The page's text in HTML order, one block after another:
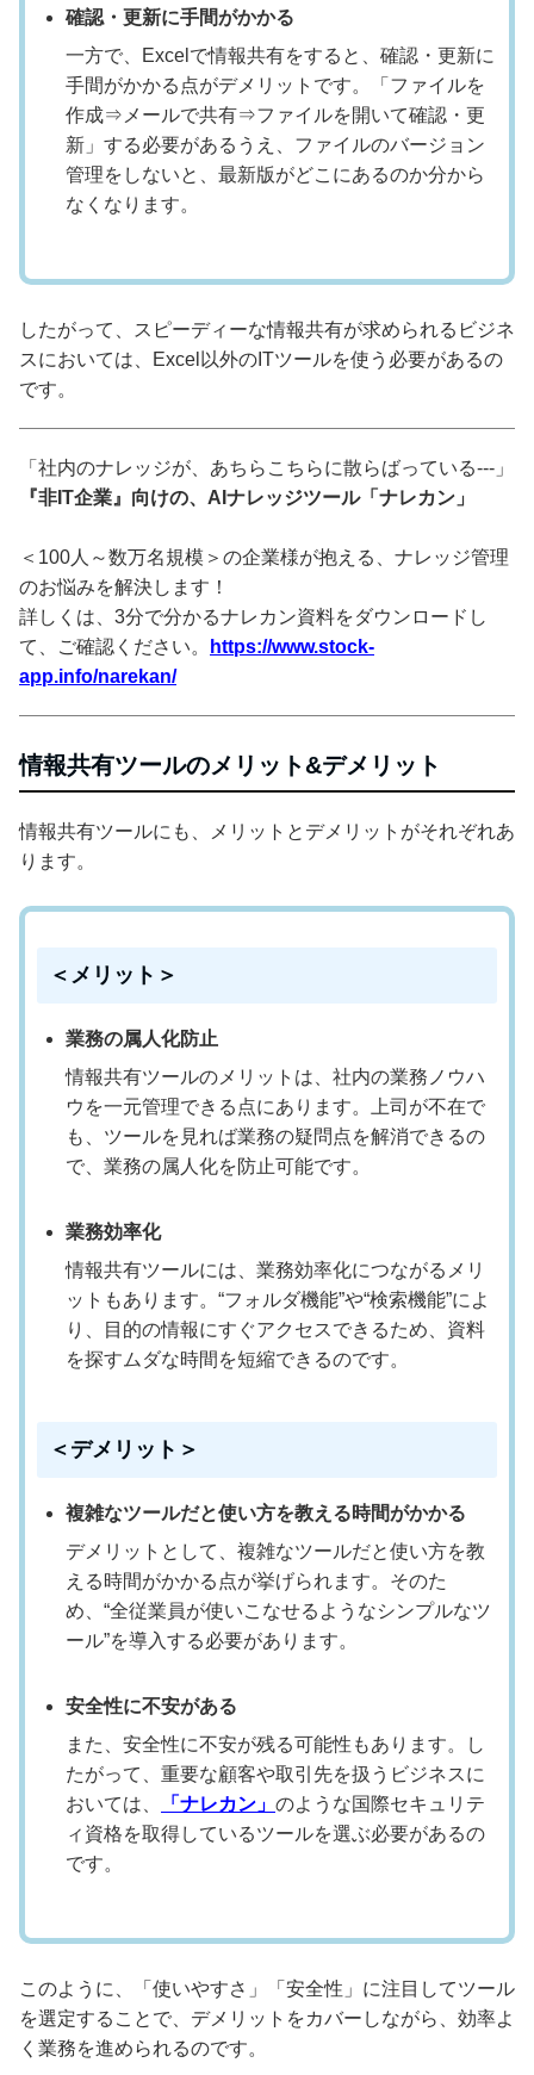
確認・更新に手間がかかる
一方で、Excelで情報共有をすると、確認・更新に
手間がかかる点がデメリットです。「ファイルを
作成⇒メールで共有⇒ファイルを開いて確認・更
新」する必要があるうえ、ファイルのバージョン
管理をしないと、最新版がどこにあるのか分から
なくなります。
したがって、スピーディーな情報共有が求められるビジネ
スにおいては、Excel以外のITツールを使う必要があるの
です。
「社内のナレッジが、あちらこちらに散らばっている---」
『非IT企業』向けの、AIナレッジツール「ナレカン」
＜100人～数万名規模＞の企業様が抱える、ナレッジ管理
のお悩みを解決します！
詳しくは、3分で分かるナレカン資料をダウンロードし
て、ご確認ください。
https://www.stock-
app.info/narekan/
情報共有ツールのメリット&デメリット
情報共有ツールにも、メリットとデメリットがそれぞれあ
ります。
＜メリット＞
業務の属人化防止
情報共有ツールのメリットは、社内の業務ノウハ
ウを一元管理できる点にあります。上司が不在で
も、ツールを見れば業務の疑問点を解消できるの
で、業務の属人化を防止可能です。
業務効率化
情報共有ツールには、業務効率化につながるメリ
ットもあります。“フォルダ機能”や“検索機能”によ
り、目的の情報にすぐアクセスできるため、資料
を探すムダな時間を短縮できるのです。
＜デメリット＞
複雑なツールだと使い方を教える時間がかかる
デメリットとして、複雑なツールだと使い方を教
える時間がかかる点が挙げられます。そのた
め、“全従業員が使いこなせるようなシンプルなツ
ール”を導入する必要があります。
安全性に不安がある
また、安全性に不安が残る可能性もあります。し
たがって、重要な顧客や取引先を扱うビジネスに
おいては、
「ナレカン」 のような国際セキュリテ
ィ資格を取得しているツールを選ぶ必要があるの
です。
このように、「使いやすさ」「安全性」に注目してツール
を選定することで、デメリットをカバーしながら、効率よ
く業務を進められるのです。